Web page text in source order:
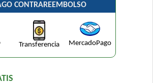
CONTRAREEMBOLSO
Transferencia MercadoPago